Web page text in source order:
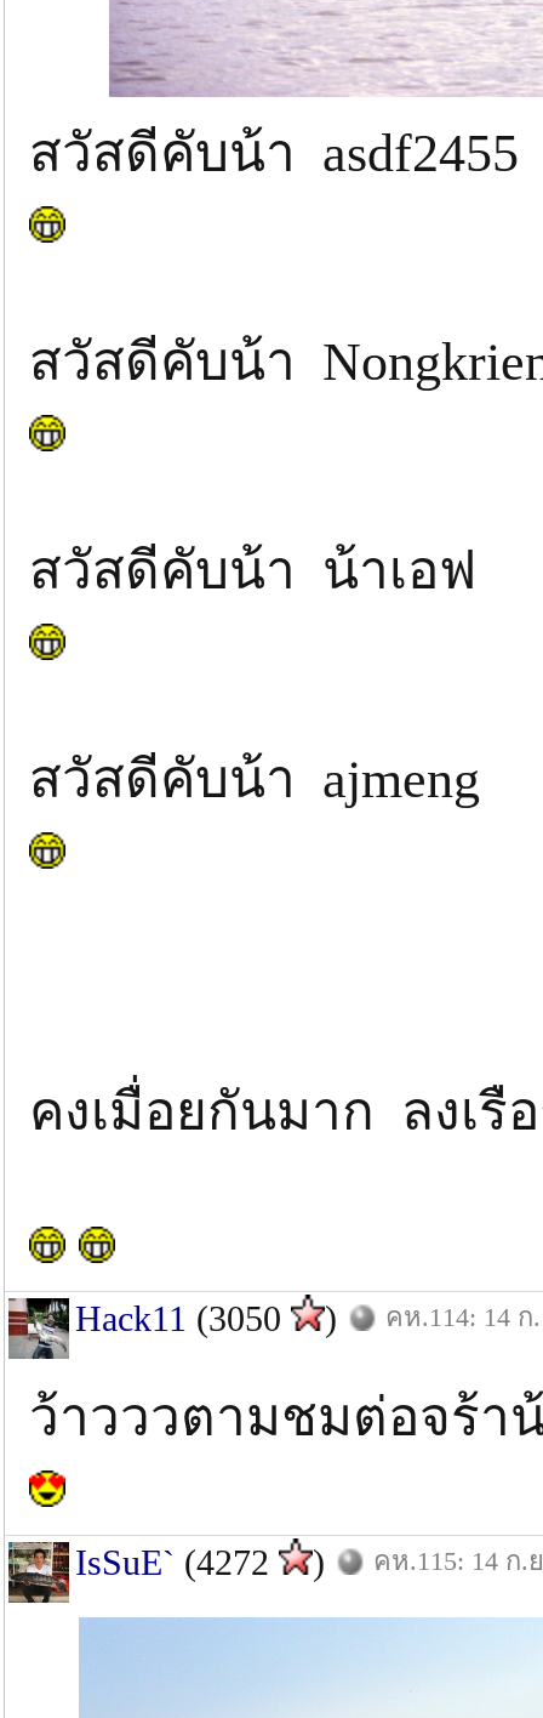
สวัสดีคับน้า asdf2455
สวัสดีคับน้า
สวัสดีคับน้า น้าเอฟ
สวัสดีคับน้า ajmeng
คงเมื่อยกันมาก ลงเรื
Hack11 (3050 ) คห.114: 14 ก
ว้าวววตามชมต่อจร้า
IsSuE` (4272 ) คห.115: 14 ก.